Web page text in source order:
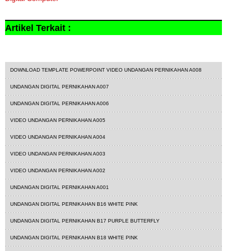
Artikel Terkait :
DOWNLOAD TEMPLATE POWERPOINT VIDEO UNDANGAN PERNIKAHAN A008
UNDANGAN DIGITAL PERNIKAHAN A007
UNDANGAN DIGITAL PERNIKAHAN A006
VIDEO UNDANGAN PERNIKAHAN A005
VIDEO UNDANGAN PERNIKAHAN A004
VIDEO UNDANGAN PERNIKAHAN A003
VIDEO UNDANGAN PERNIKAHAN A002
UNDANGAN DIGITAL PERNIKAHAN A001
UNDANGAN DIGITAL PERNIKAHAN B16 WHITE PINK
UNDANGAN DIGITAL PERNIKAHAN B17 PURPLE BUTTERFLY
UNDANGAN DIGITAL PERNIKAHAN B18 WHITE PINK